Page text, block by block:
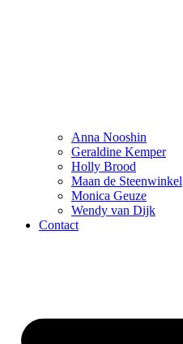
Anna Nooshin
Geraldine Kemper
Holly Brood
Maan de Steenwinkel
Monica Geuze
Wendy van Dijk
Contact